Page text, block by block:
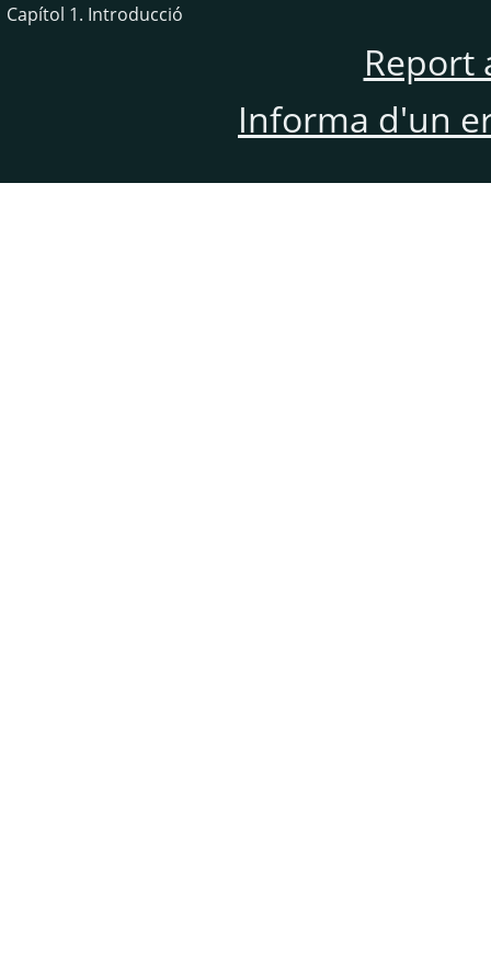
Capítol 1. Introducció
Report
Informa d'un